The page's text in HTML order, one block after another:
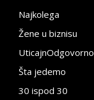
Najkolega
Žene u biznisu
UticajnOdgovorno
Šta jedemo
30 ispod 30